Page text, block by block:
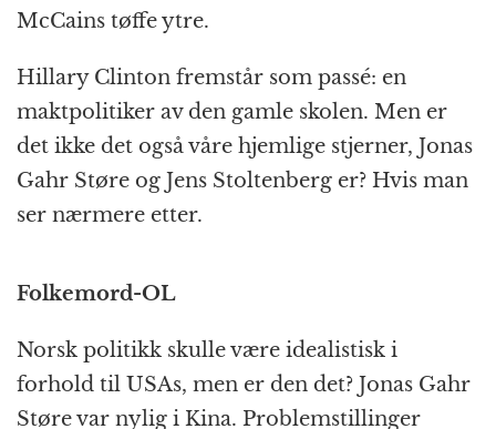
McCains tøffe ytre.
Hillary Clinton fremstår som passé: en
maktpolitiker av den gamle skolen. Men er
det ikke det også våre hjemlige stjerner, Jonas
Gahr Støre og Jens Stoltenberg er? Hvis man
ser nærmere etter.
Folkemord-OL
Norsk politikk skulle være idealistisk i
forhold til USAs, men er den det? Jonas Gahr
Støre var nylig i Kina. Problemstillinger